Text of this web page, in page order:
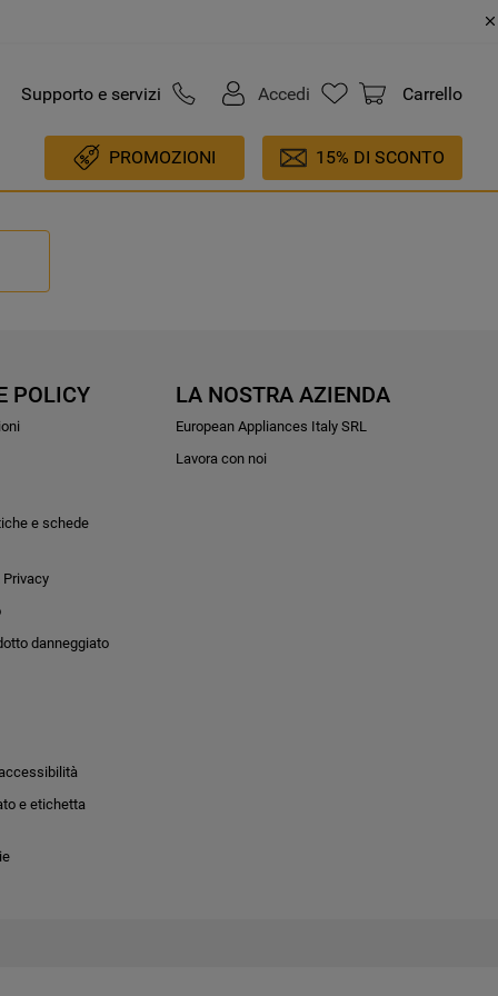
Supporto e servizi Accedi Carrello
PROMOZIONI 15% DI SCONTO
POLICY
e schede
danneggiato
e etichetta
LA NOSTRA AZIENDA
European Appliances Italy SRL
Lavora con noi